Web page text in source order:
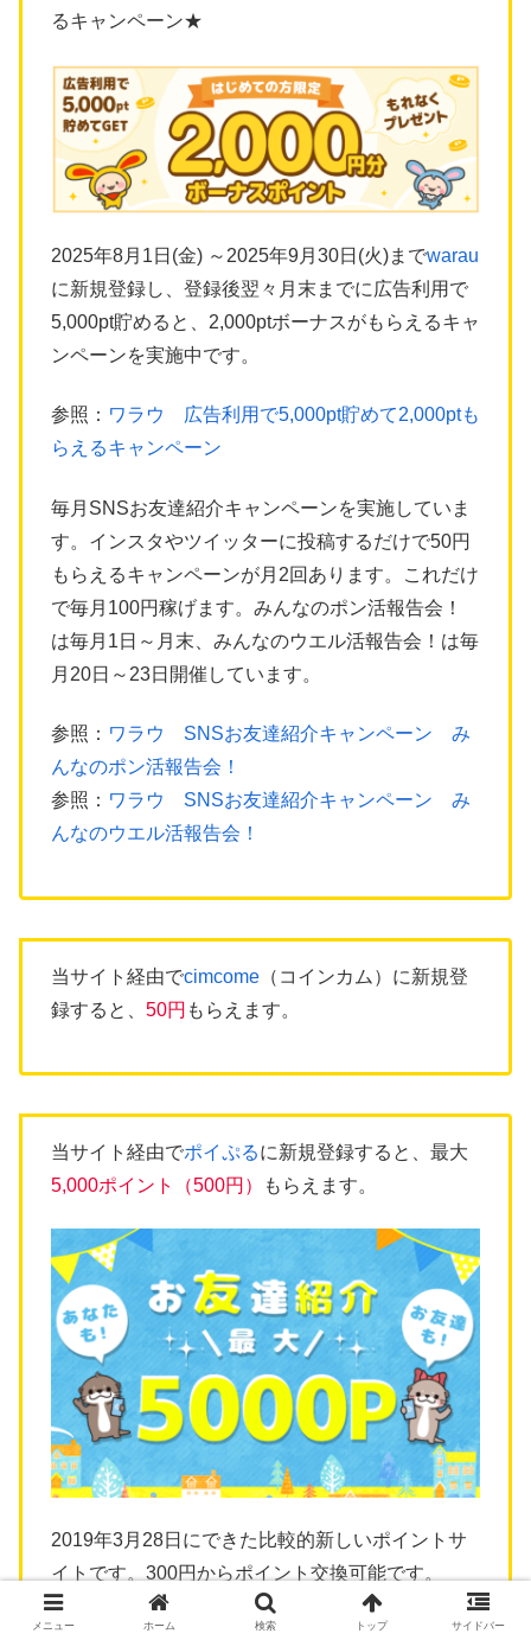
るキャンペーン★
2025年8月1日(金) ～2025年9月30日(火)までwarau
に新規登録し、登録後翌々月末までに広告利用で
5,000pt貯めると、2,000ptボーナスがもらえるキャ
ンペーンを実施中です。
参照： ワラウ 広告利用で5,000pt貯めて2,000ptも
らえるキャンペーン
毎月SNSお友達紹介キャンペーンを実施していま
す。インスタやツイッターに投稿するだけで50円
もらえるキャンペーンが月2回あります。これだけ
で毎月100円稼げます。みんなのポン活報告会！
は毎月1日～月末、みんなのウエル活報告会！は毎
月20日～23日開催しています。
参照： ワラウ SNSお友達紹介キャンペーン み
んなのポン活報告会！
参照： ワラウ SNSお友達紹介キャンペーン み
んなのウエル活報告会！
当サイト経由でcimcome （コインカム）に新規登
録すると、 50円 もらえます。
当サイト経由でポイぷるに新規登録すると、最大
5,000ポイント（500円）
もらえます。
2019年3月28日にできた比較的新しいポイントサ
イトです。300円からポイント交換可能です。
メニュー ホーム 検索 トップ サイドバー